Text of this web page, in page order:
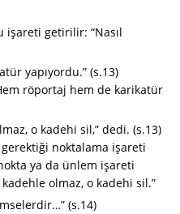
işareti getirilir: “Nasıl
yapıyordu.” (s.13)
röportaj hem de karikatür
o kadehi sil,” dedi. (s.13)
noktalama işareti
ya da ünlem işareti
olmaz, o kadehi sil.”
(s.14)